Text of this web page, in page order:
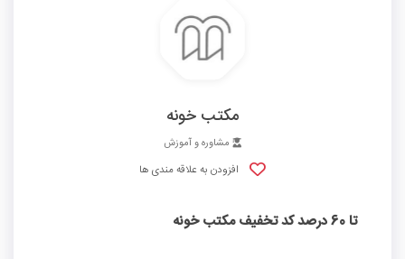
مکتب خونه
مشاوره و آموزش
افزودن به علاقه مندی ها
تا 60 درصد کد تخفیف مکتب خونه